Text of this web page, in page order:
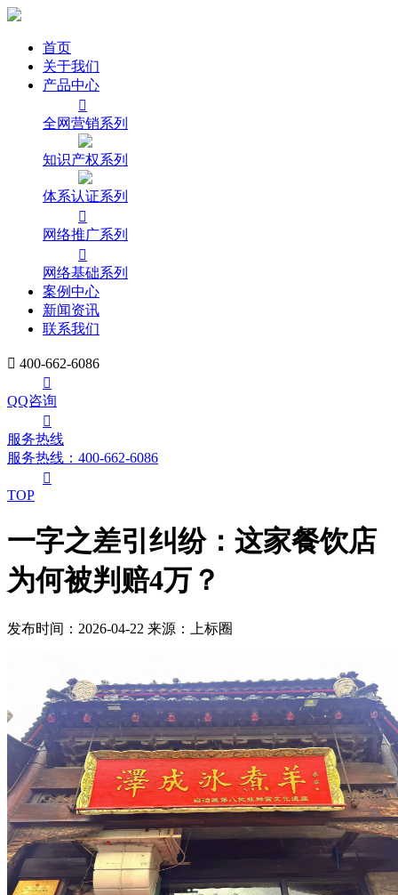
首页
关于我们
产品中心

全网营销系列
知识产权系列
体系认证系列

网络推广系列

网络基础系列
案例中心
新闻资讯
联系我们
 400-662-6086

QQ咨询

服务热线
服务热线：400-662-6086

TOP
一字之差引纠纷：这家餐饮店
为何被判赔4万？
发布时间：2026-04-22 来源：上标圈